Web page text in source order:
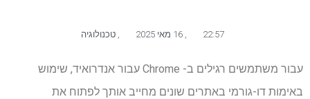
22:57 16 מאי 2025 טכנולוגיה
עבור משתמשים רגילים ב- Chrome עבור אנדרואיד, שימוש
באימות דו-גורמי באתרים שונים מחייב אותך לפתוח את